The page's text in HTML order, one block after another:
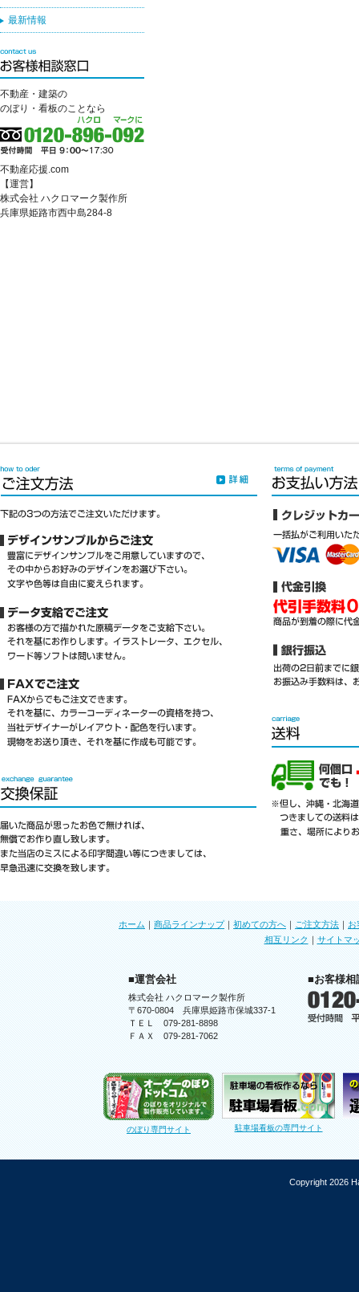
最新情報
不動産・建築の
のぼり・看板のことなら
不動産応援.com
【運営】
株式会社 ハクロマーク製作所
兵庫県姫路市西中島284-8
ホーム ｜ 商品ラインナップ｜ 初めての方へ ｜ ご注文方法 ｜ お
相互リンク ｜ サイトマ
■運営会社
株式会社 ハクロマーク製作所
〒670-0804 兵庫県姫路市保城337-1
ＴＥＬ 079-281-8898
ＦＡＸ 079-281-7062
■お客様相
のぼり専門サイト 駐車場看板の専門サイト
Copyright 2026